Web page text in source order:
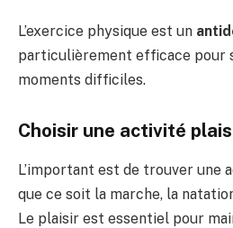
L’exercice physique est un
particulièrement efficace pour
moments difficiles.
Choisir une activité
L’important est de trouver une
que ce soit la marche, la
Le plaisir est essentiel pour